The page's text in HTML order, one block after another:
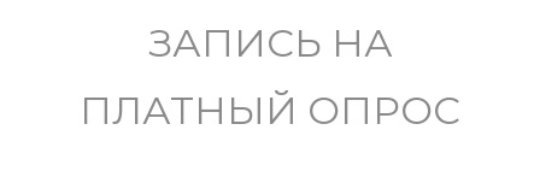
ЗАПИСЬ НА
ПЛАТНЫЙ ОПРОС